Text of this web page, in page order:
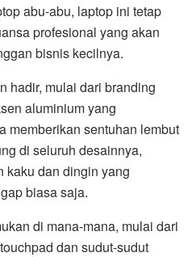
abu-abu, laptop ini tetap
profesional yang akan
bisnis kecilnya.
hadir, mulai dari branding
aluminium yang
memberikan sentuhan lembut
di seluruh desainnya,
kaku dan dingin yang
biasa saja.
di mana-mana, mulai dari
dan sudut-sudut